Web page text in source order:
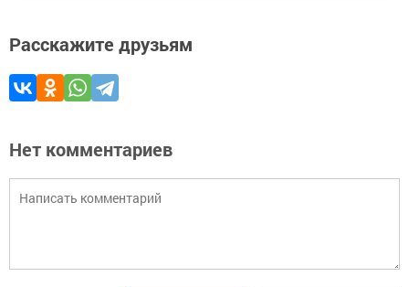
Расскажите друзьям
Нет комментариев